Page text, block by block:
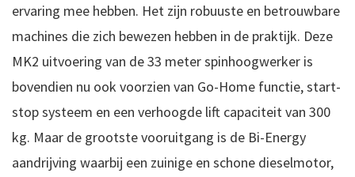
ervaring mee hebben. Het zijn robuuste en betrouwbare
machines die zich bewezen hebben in de praktijk. Deze
MK2 uitvoering van de 33 meter spinhoogwerker is
bovendien nu ook voorzien van Go-Home functie, start-
stop systeem en een verhoogde lift capaciteit van 300
kg. Maar de grootste vooruitgang is de Bi-Energy
aandrijving waarbij een zuinige en schone dieselmotor,